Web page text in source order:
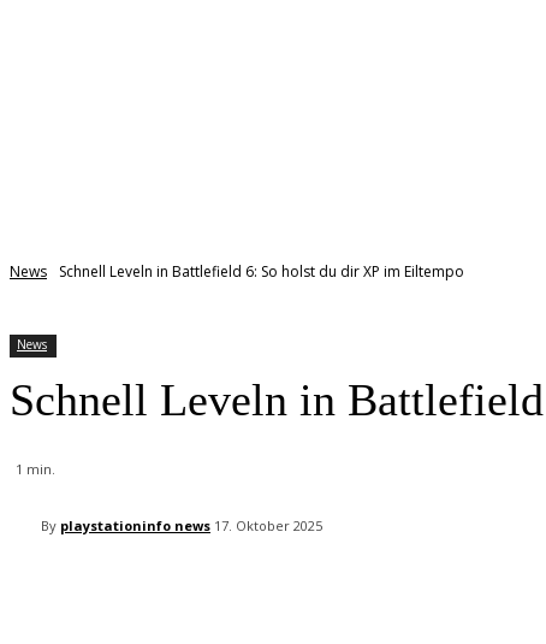
News Schnell Leveln in Battlefield 6: So holst du dir XP im Eiltempo
News
Schnell Leveln in
1 min.
By playstationinfo news 17. Oktober 2025